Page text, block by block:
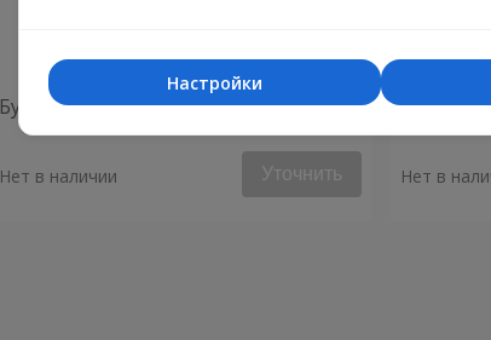
Букет "Услышь моё сердце"
Нет в наличии Уточнить
Букет
Нет в
Настройки